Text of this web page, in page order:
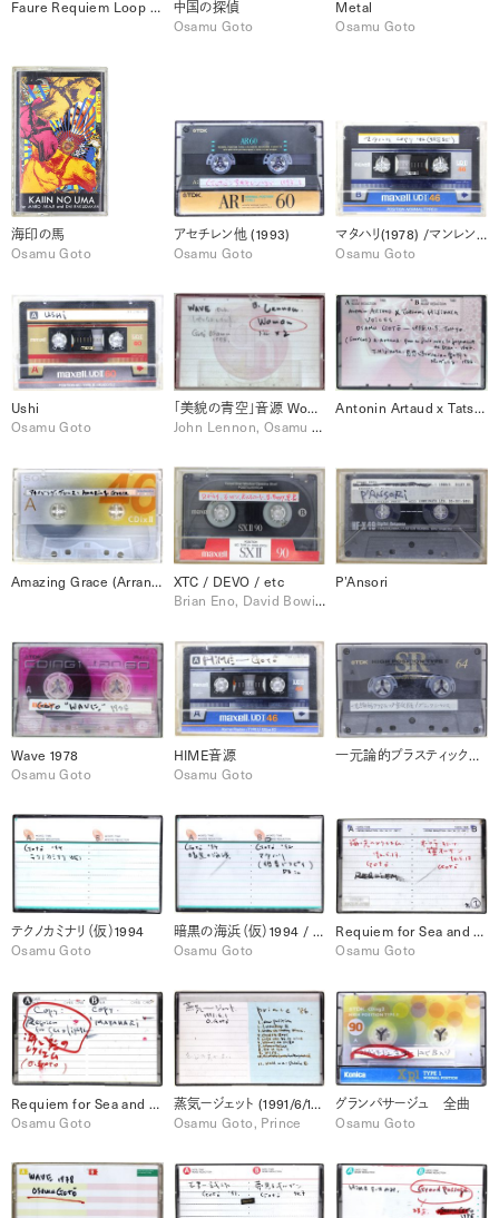
Faure Requiem Loop (1994/10/11 Wien音源) Arranged by Osamu Goto
中国の探偵
Osamu Goto
Metal
Osamu Goto
海印の馬
Osamu Goto
アセチレン他 (1993)
Osamu Goto
マタハリ(1978) /マンレンゲ (1992)
Osamu Goto
Ushi
Osamu Goto
「美貌の青空」音源 Woman / Wave
John Lennon, Osamu Goto
Antonin Artaud x Tatsumi Hijikata Voices (1998/11/9 Tokyo) / 土方巽:慈悲心鳥がバサバサと骨の羽根を拡げてくる(1986) A.アルトー:神の裁きと訣別するために(1947)
Amazing Grace (Arranged by Osamu Goto)
XTC / DEVO / etc
Brian Eno, David Bowie, Devo, John Lennon, Rod Stewart, Talking Heads, The Flying Lizards, XTC
P’Ansori
Wave 1978
Osamu Goto
HIME音源
Osamu Goto
一元論的プラスティック室伏版 / ブラックシーケンス
テクノカミナリ（仮）1994
Osamu Goto
暗黒の海浜（仮）1994 / マタハリ 1992
Osamu Goto
Requiem for Sea and Lights (1992/5/17) / オーロラあるいは寝オルガン (1992/5/17)
Osamu Goto
Requiem for Sea and Lights / Matahari
Osamu Goto
蒸気ージェット (1991/6/1) / New Position / etc.
Osamu Goto, Prince
グランパサージュ 全曲
Osamu Goto